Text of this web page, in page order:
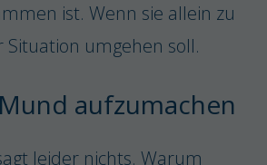
ist. Wenn sie allein zu
Situation umgehen soll.
aufzumachen
leider nichts. Warum